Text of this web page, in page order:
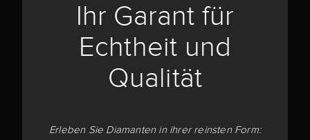
Ihr Garant für
Echtheit und
Qualität
Erleben Sie Diamanten in ihrer reinsten Form: